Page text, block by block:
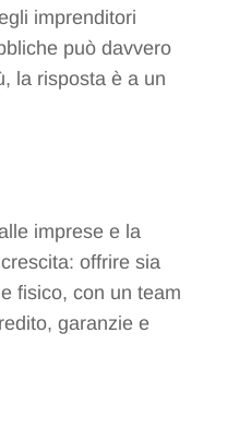
imprenditori
può davvero
la risposta è a un
imprese e la
offrire sia
fisico, con un team
garanzie e